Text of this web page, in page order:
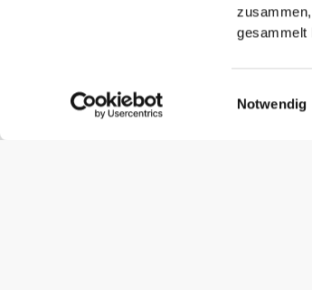
gesammelt
Notwendig